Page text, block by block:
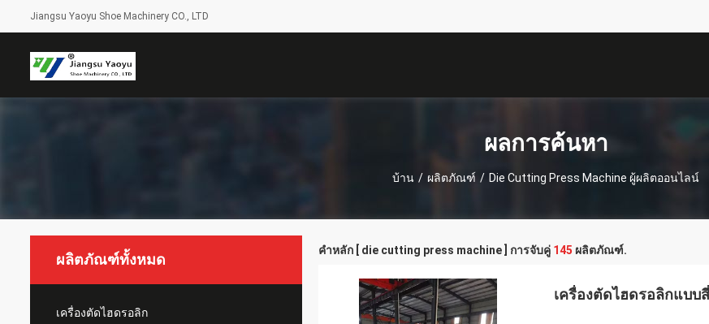
Jiangsu Yaoyu Shoe Machinery CO., LTD
ผลการค้นหา
บ้าน / ผลิตภัณฑ์ / Die Cutting Press Machine ผู้ผลิตออนไลน์
ผลิตภัณฑ์ทั้งหมด
เครื่องตัดไฮดรอลิก
คำหลัก [ die cutting press machine ] การจับคู่ 145 ผลิตภัณฑ์.
เครื่องตัดไฮดรอลิกแบ